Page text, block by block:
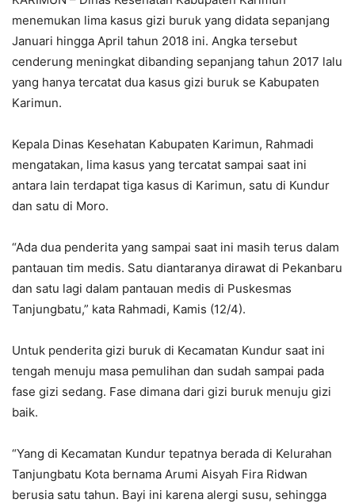
menemukan lima kasus gizi buruk yang didata sepanjang
Januari hingga April tahun 2018 ini. Angka tersebut
cenderung meningkat dibanding sepanjang tahun 2017 lalu
yang hanya tercatat dua kasus gizi buruk se Kabupaten
Karimun.
Kepala Dinas Kesehatan Kabupaten Karimun, Rahmadi
mengatakan, lima kasus yang tercatat sampai saat ini
antara lain terdapat tiga kasus di Karimun, satu di Kundur
dan satu di Moro.
“Ada dua penderita yang sampai saat ini masih terus dalam
pantauan tim medis. Satu diantaranya dirawat di Pekanbaru
dan satu lagi dalam pantauan medis di Puskesmas
Tanjungbatu,” kata Rahmadi, Kamis (12/4).
Untuk penderita gizi buruk di Kecamatan Kundur saat ini
tengah menuju masa pemulihan dan sudah sampai pada
fase gizi sedang. Fase dimana dari gizi buruk menuju gizi
baik.
“Yang di Kecamatan Kundur tepatnya berada di Kelurahan
Tanjungbatu Kota bernama Arumi Aisyah Fira Ridwan
berusia satu tahun. Bayi ini karena alergi susu, sehingga